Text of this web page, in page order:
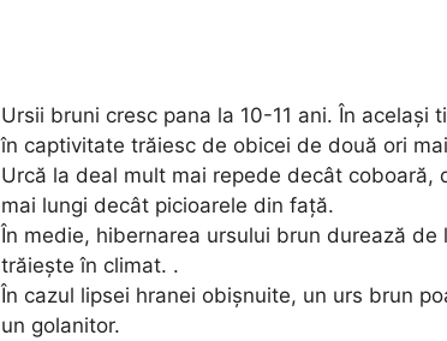
Ursii bruni cresc pana la 10-11 ani. În
în captivitate trăiesc de obicei de două ori
Urcă la deal mult mai repede decât coboară,
mai lungi decât picioarele din față.
În medie, hibernarea ursului brun durează
trăiește în climat. .
În cazul lipsei hranei obișnuite, un urs brun
un golanitor.